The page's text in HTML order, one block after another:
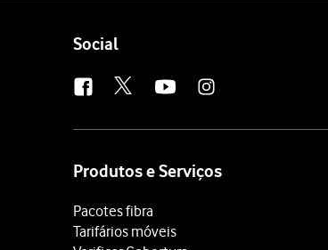
Follow
Social
Produtos e Serviços
Pacotes fibra
Tarifários móveis